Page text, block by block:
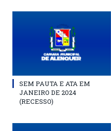
SEM PAUTA E ATA EM
JANEIRO DE 2024
(RECESSO)